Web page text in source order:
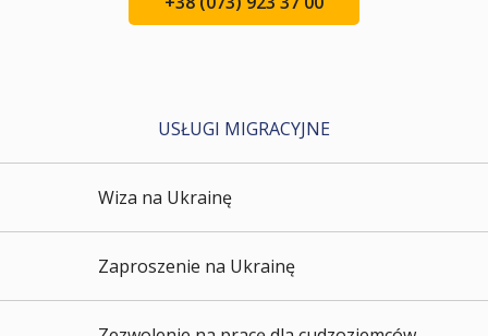
USŁUGI MIGRACYJNE
Wiza na Ukrainę
Zaproszenie na Ukrainę